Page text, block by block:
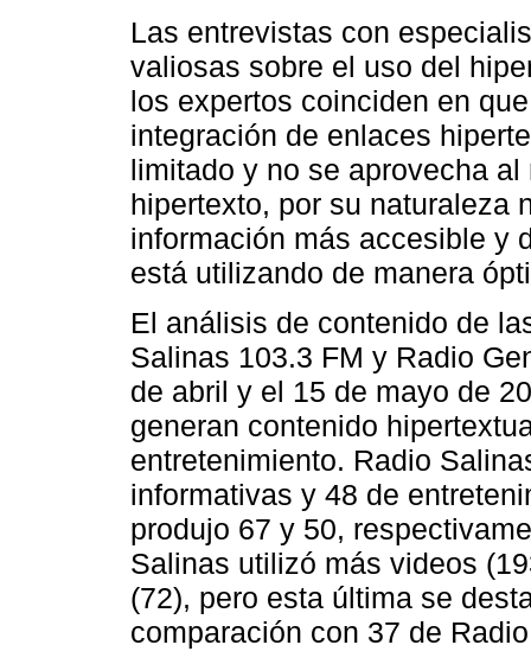
Las entrevistas con
valiosas sobre el uso del
los expertos coinciden en
integración de enlaces
limitado y no se aprovecha
hipertexto, por su naturaleza
información más accesible y
está utilizando de manera
El análisis de contenido de
Salinas 103.3 FM y Radio
de abril y el 15 de mayo de
generan contenido
entretenimiento. Radio
informativas y 48 de
produjo 67 y 50,
Salinas utilizó más videos
(72), pero esta última se
comparación con 37 de